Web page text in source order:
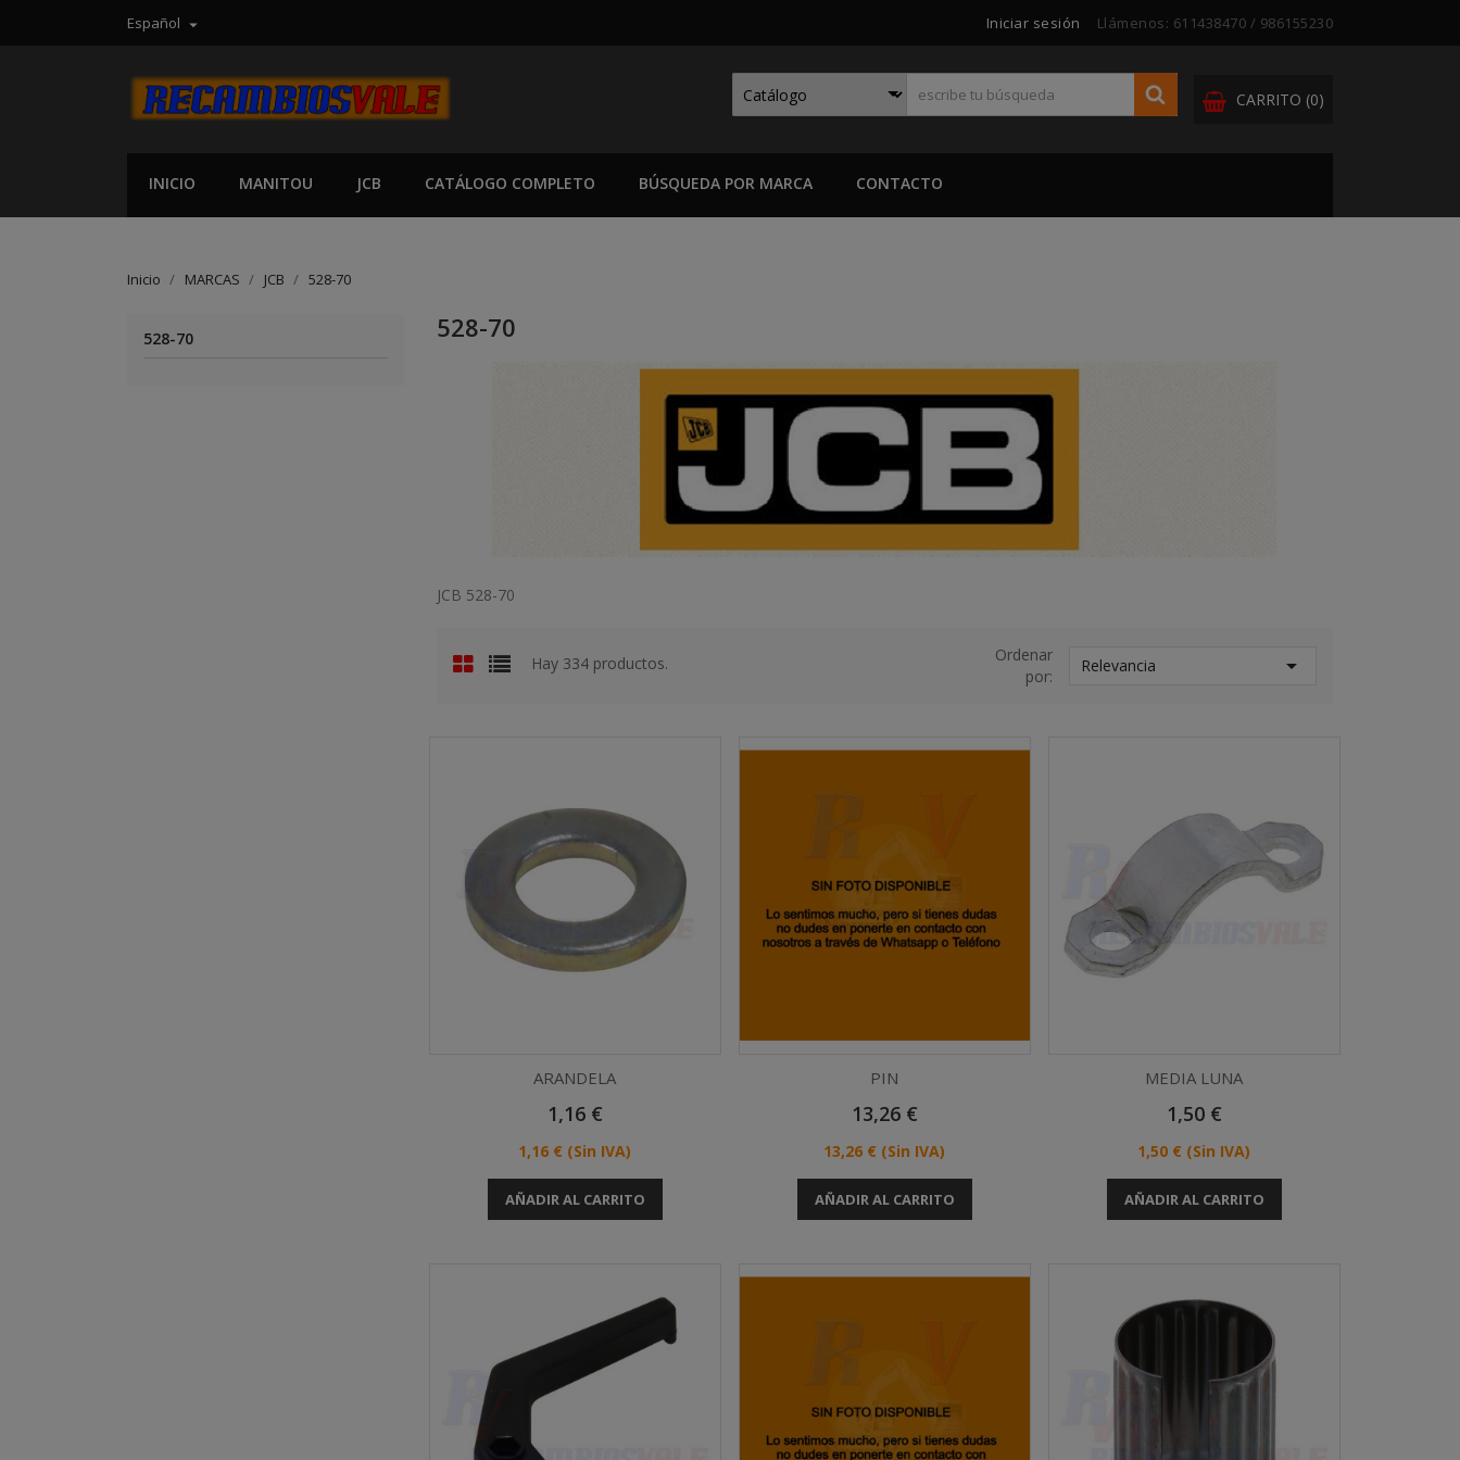
Español  Iniciar sesión Llámenos: 611438470 / 986155230
CARRITO (0)
INICIO MANITOU JCB CATÁLOGO COMPLETO BÚSQUEDA POR MARCA CONTACTO
Inicio MARCAS JCB 528-70
528-70 528-70
JCB 528-70
Hay 334 productos.
Ordenar
por:
Relevancia 
Vista rápida
ARANDELA
Precio
1,16 €
Precio
1,16 € (Sin IVA)
AÑADIR AL CARRITO
Vista rápida
PIN
Precio
13,26 €
Precio
13,26 € (Sin IVA)
AÑADIR AL CARRITO
Vista rápida
MEDIA LUNA
Precio
1,50 €
Precio
1,50 € (Sin IVA)
AÑADIR AL CARRITO